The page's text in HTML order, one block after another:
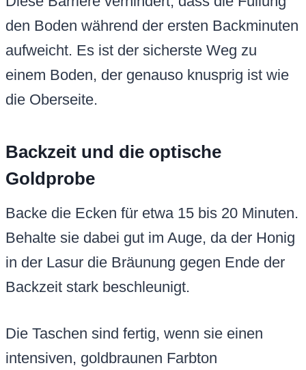
den Boden während der ersten Backminuten
aufweicht. Es ist der sicherste Weg zu
einem Boden, der genauso knusprig ist wie
die Oberseite.
Backzeit und die optische
Goldprobe
Backe die Ecken für etwa 15 bis 20 Minuten.
Behalte sie dabei gut im Auge, da der Honig
in der Lasur die Bräunung gegen Ende der
Backzeit stark beschleunigt.
Die Taschen sind fertig, wenn sie einen
intensiven, goldbraunen Farbton